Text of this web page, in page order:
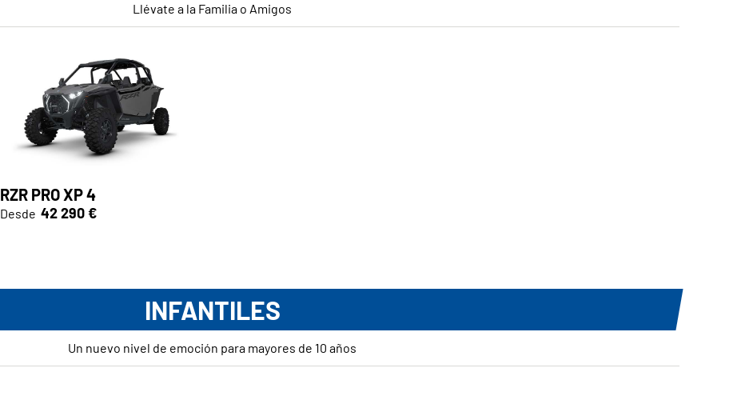
Llévate a la Familia o Amigos
RZR PRO XP 4
Desde 42 290 €
INFANTILES
Un nuevo nivel de emoción para mayores de 10 años